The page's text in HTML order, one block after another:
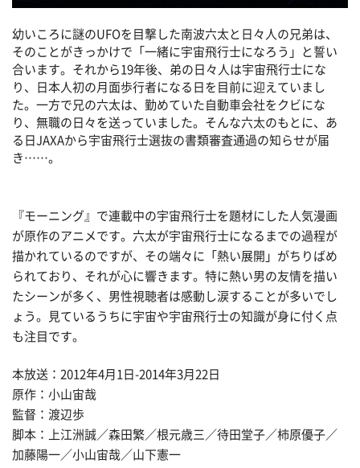
幼いころに謎のUFOを目撃した南波六太と日々人の兄弟は、
そのことがきっかけで「一緒に宇宙飛行士になろう」と誓い
合います。それから19年後、弟の日々人は宇宙飛行士にな
り、日本人初の月面歩行者になる日を目前に迎えていまし
た。一方で兄の六太は、勤めていた自動車会社をクビにな
り、無職の日々を送っていました。そんな六太のもとに、あ
る日JAXAから宇宙飛行士選抜の書類審査通過の知らせが届
き……。
『モーニング』で連載中の宇宙飛行士を題材にした人気漫画
が原作のアニメです。六太が宇宙飛行士になるまでの過程が
描かれているのですが、その端々に「熱い展開」がちりばめ
られており、それが心に響きます。特に熱い男の友情を描い
たシーンが多く、男性視聴者は感動し涙することが多いでし
ょう。見ているうちに宇宙や宇宙飛行士の知識が身に付く点
も注目です。
本放送：2012年4月1日-2014年3月22日
原作：小山宙哉
監督：渡辺歩
脚本：上江洲誠／森田繁／根元歳三／待田堂子／柿原優子／
加藤陽一／小山宙哉／山下憲一